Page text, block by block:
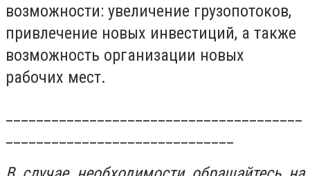
возможности: увеличение грузопотоков,
привлечение новых инвестиций, а также
возможность организации новых
рабочих мест.